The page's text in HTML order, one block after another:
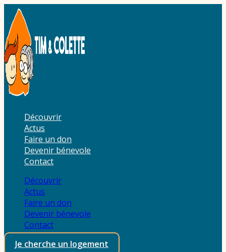
Aller
au
contenu
Découvrir
Actus
Faire un don
Devenir bénevole
Contact
Découvrir
Actus
Faire un don
Devenir bénevole
Contact
Je cherche un logement